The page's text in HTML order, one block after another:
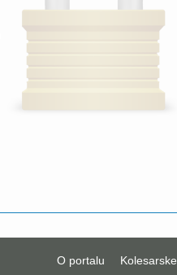
O portalu